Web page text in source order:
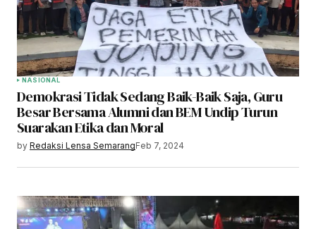
NASIONAL
Demokrasi Tidak Sedang Baik-Baik Saja, Guru
Besar Bersama Alumni dan BEM Undip Turun
Suarakan Etika dan Moral
by Redaksi Lensa SemarangFeb 7, 2024